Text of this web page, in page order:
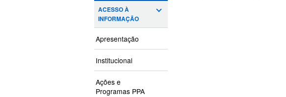
ACESSO À
INFORMAÇÃO
Apresentação
Institucional
Ações e
Programas PPA